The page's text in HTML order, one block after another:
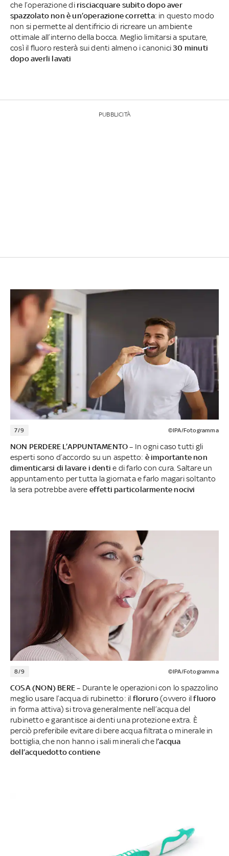
che l’operazione di risciacquare subito dopo aver
spazzolato non è un’operazione corretta: in questo modo
non si permette al dentifricio di ricreare un ambiente
ottimale all’interno della bocca. Meglio limitarsi a sputare,
così il fluoro resterà sui denti almeno i canonici30 minuti
dopo averli lavati
PUBBLICITÀ
7/9 ©IPA/Fotogramma
NON PERDERE L’APPUNTAMENTO – In ogni caso tutti gli
esperti sono d’accordo su un aspetto: è importante non
dimenticarsi di lavare i dentie di farlo con cura. Saltare un
appuntamento per tutta la giornata e farlo magari soltanto
la sera potrebbe avere effetti particolarmente nocivi
8/9 ©IPA/Fotogramma
COSA (NON) BERE – Durante le operazioni con lo spazzolino
meglio usare l’acqua di rubinetto: il floruro(ovvero ilfluoro
in forma attiva) si trova generalmente nell’acqua del
rubinetto e garantisce ai denti una protezione extra. È
perciò preferibile evitare di bere acqua filtrata o minerale in
bottiglia, che non hanno i sali minerali che l’acqua
dell’acquedotto contiene